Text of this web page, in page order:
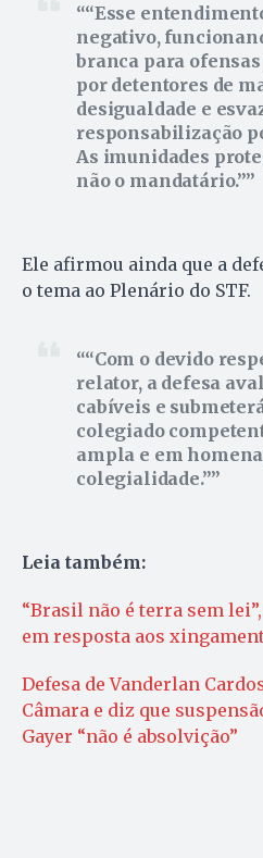
“Esse
negativo,
branca para
por detentores de
desigualdade e
responsabilização
As imunidades
não o mandatário.”
Ele afirmou ainda que a
o tema ao Plenário do STF.
“Com o devido
relator, a defesa
cabíveis e
colegiado
ampla e em
colegialidade.”
Leia também:
“Brasil não é terra sem
em resposta aos
Defesa de Vanderlan
Câmara e diz que
Gayer “não é absolvição”